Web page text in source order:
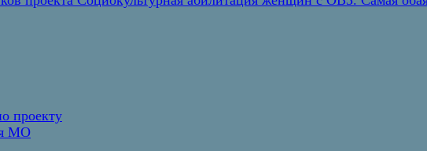
проекту
МО